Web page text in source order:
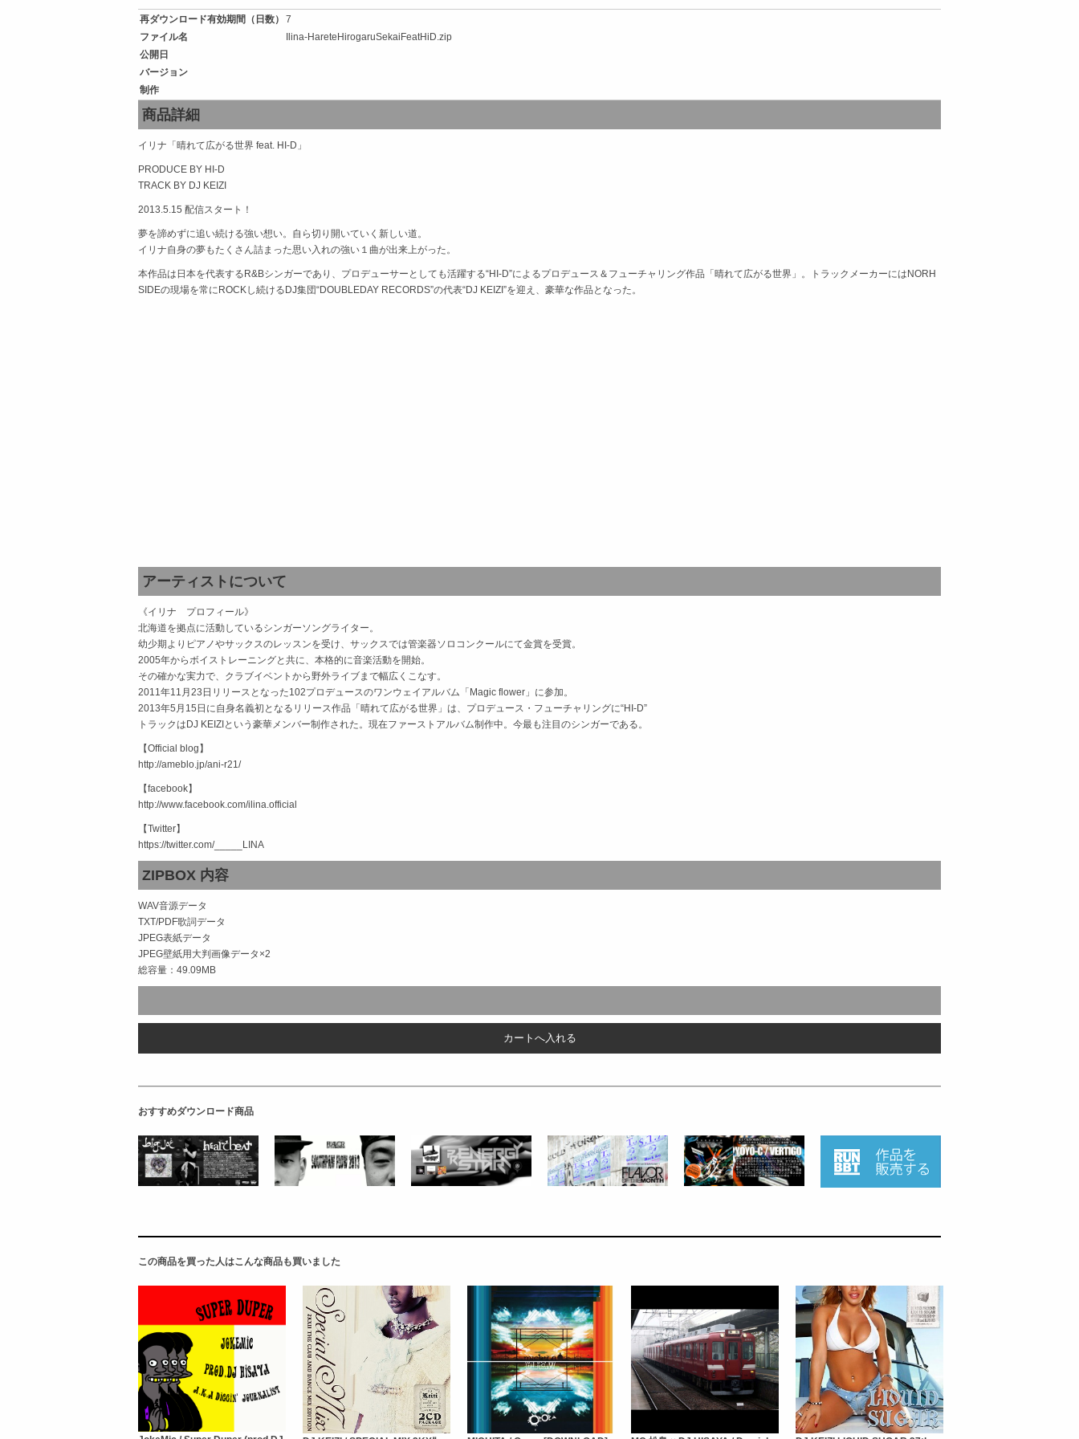
再ダウンロード有効期間（日数）
7
ファイル名
Ilina-HareteHirogaruSekaiFeatHiD.zip
公開日
バージョン
制作
商品詳細
イリナ「晴れて広がる世界 feat. HI-D」
PRODUCE BY HI-D
TRACK BY DJ KEIZI
2013.5.15 配信スタート！
夢を諦めずに追い続ける強い想い。自ら切り開いていく新しい道。
イリナ自身の夢もたくさん詰まった思い入れの強い１曲が出来上がった。
本作品は日本を代表するR&Bシンガーであり、プロデューサーとしても活躍する“HI-D”によるプロデュース＆フューチャリング作品「晴れて広がる世界」。トラックメーカーにはNORH
SIDEの現場を常にROCKし続けるDJ集団“DOUBLEDAY RECORDS”の代表“DJ KEIZI”を迎え、豪華な作品となった。
アーティストについて
《イリナ プロフィール》
北海道を拠点に活動しているシンガーソングライター。
幼少期よりピアノやサックスのレッスンを受け、サックスでは管楽器ソロコンクールにて金賞を受賞。
2005年からボイストレーニングと共に、本格的に音楽活動を開始。
その確かな実力で、クラブイベントから野外ライブまで幅広くこなす。
2011年11月23日リリースとなった102プロデュースのワンウェイアルバム「Magic flower」に参加。
2013年5月15日に自身名義初となるリリース作品「晴れて広がる世界」は、プロデュース・フューチャリングに“HI-D”
トラックはDJ KEIZIという豪華メンバー制作された。現在ファーストアルバム制作中。今最も注目のシンガーである。
【Official blog】
http://ameblo.jp/ani-r21/
【facebook】
http://www.facebook.com/ilina.official
【Twitter】
https://twitter.com/_____LINA
ZIPBOX 内容
WAV音源データ
TXT/PDF歌詞データ
JPEG表紙データ
JPEG壁紙用大判画像データ×2
総容量：49.09MB
おすすめダウンロード商品
この商品を買った人はこんな商品も買いました